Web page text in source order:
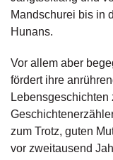
V
r
s
c
h
a
u
Mandschurei bis in
Hunans.
Vor allem aber
fördert ihre
zum Trotz, guten
vor zweitausend